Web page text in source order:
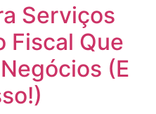
Serviços
Fiscal Que
(E